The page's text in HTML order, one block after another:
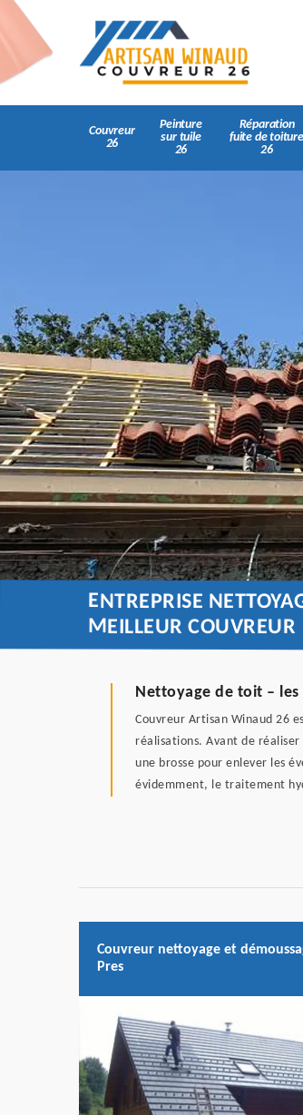
Couvreur
26
Peinture
sur tuile
26
Réparation
fuite de toiture
26
ENTREPRISE
MEILLEUR COUVREUR
Nettoyage de toit –
Couvreur Artisan Winaud 26
réalisations. Avant de
une brosse pour enlever les
évidemment, le traitement
Couvreur nettoyage et
Pres